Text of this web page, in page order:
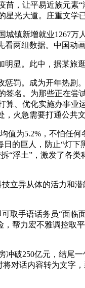
，让平易近族元素
光大道。庄重文学
镇新增就业1267万
两组数据。中国动
显。此中，据某旅
罚。成为开年热剧
名。为那些正在尝
、优化实施办事业
火急需要打通公共文
为5.2%，不怕任何
的巨人，防止“灯
“浮土”，激发了各
异从体的活力和潜
手语话务员“面临
帮力宏不雅调控取
破250亿元，结尾一
对话内容转为文字